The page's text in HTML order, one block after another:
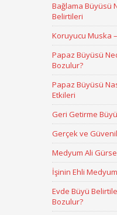
Bağlama Büyüsü
Belirtileri
Koruyucu Muska
Papaz Büyüsü
Bozulur?
Papaz Büyüsü
Etkileri
Geri Getirme
Gerçek ve
Medyum Ali
İşinin Ehli
Evde Büyü
Bozulur?